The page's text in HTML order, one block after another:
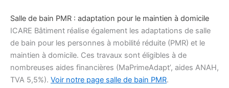
Salle de bain PMR : adaptation pour le maintien à domicile
ICARE Bâtiment réalise également les adaptations de salle
de bain pour les personnes à mobilité réduite (PMR) et le
maintien à domicile. Ces travaux sont éligibles à de
nombreuses aides financières (MaPrimeAdapt’, aides ANAH,
TVA 5,5%). Voir notre page salle de bain PMR.